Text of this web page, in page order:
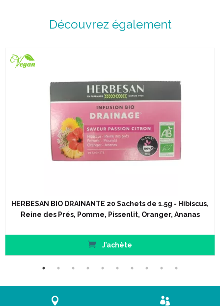
Découvrez également
HERBESAN BIO DRAINANTE 20 Sachets de 1.5g - Hibiscus,
Reine des Prés, Pomme, Pissenlit, Oranger, Ananas
J’achète